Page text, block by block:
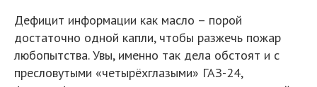
Дефицит информации как масло – порой
достаточно одной капли, чтобы разжечь пожар
любопытства. Увы, именно так дела обстоят и с
пресловутыми «четырёхглазыми» ГАЗ-24,